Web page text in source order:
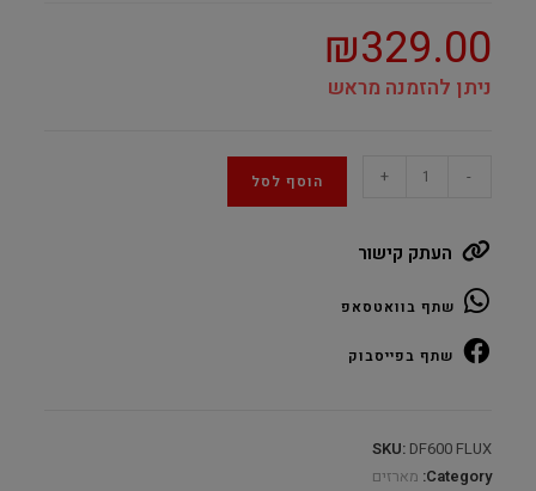
₪329.00
ניתן להזמנה מראש
DF600
Flux
RGB
Mid
quantity
-
+ הוסף לסל
העתק קישור
שתף בוואטסאפ
שתף בפייסבוק
SKU: DF600 FLUX
Category: מארזים